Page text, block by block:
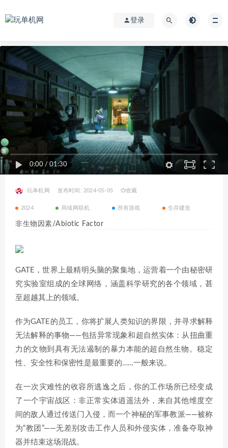
登录
0:00 / 01:30
玩单机网 发布时间: 2024-05-05 收藏
2024 局域网联机 所有游戏 生存建造
非生物因素/Abiotic Factor
GATE，世界上最精明头脑的聚集地，运营着一个由秘密研
究实验室组成的全球网络，涵盖科学研究的各个领域，甚
至超越其上的领域。
作为GATE的员工，你将扩展人类知识的界限，并寻求解释
无法解释的事物——包括异常现象和超自然实体：从扭曲重
力的文物到具有无法遏制的暴力本能的超自然生物。稳定
性、安全性和保密性是最重要的……一般来说。
在一次灾难性的收容所逃逸之后，你的工作场所已经变成
了一个宇宙战区：非正常实体逍遥法外，来自其他维度空
间的敌人通过传送门入侵，而一个神秘的军事教派——被称
为“教团”——无差别攻击工作人员和外侵实体，准备夺取神
器并结束这场混战。